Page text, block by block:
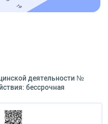
деятельности №
бессрочная